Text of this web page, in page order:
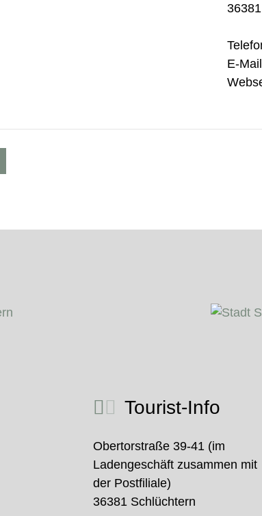
E-
Tourist-Info
Obertorstraße 39-41 (im
Ladengeschäft zusammen mit
der Postfiliale)
36381 Schlüchtern